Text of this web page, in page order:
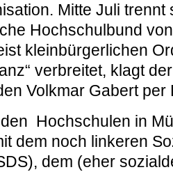
Mitte Juli trennt
Hochschulbund
kleinbürgerlichen
verbreitet, klagt
Volkmar Gabert per
Hochschulen in
dem noch linkeren
dem (eher